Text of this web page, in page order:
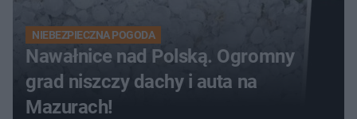
NIEBEZPIECZNA POGODA
Nawałnice nad Polską. Ogromny
grad niszczy dachy i auta na
Mazurach!